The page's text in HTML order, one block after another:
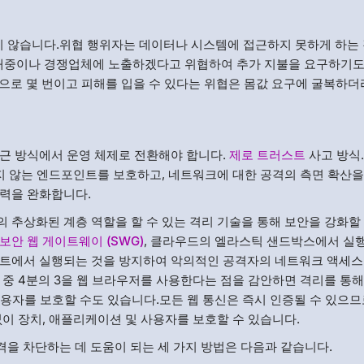
습니다.위협 행위자는 데이터나 시스템에 접근하지 못하게 하는
이나 경쟁업체에 노출하겠다고 위협하여 추가 지불을 요구하기
로 몇 번이고 피해를 입을 수 있다는 위협은 몸값 요구에 굴복하더
방식에서 운영 체제로 전환해야 합니다.제로 트러스트 사고 방
는 엔드포인트를 보호하고, 네트워크에 대한 공격의 측면 확산
을 완화합니다.
추상화된 계층 역할을 할 수 있는 격리 기술을 통해 보안을 강화할
보안 웹 게이트웨이 (SWG), 클라우드의 엘라스틱 샌드박스에서 실
에서 실행되는 것을 방지하여 악의적인 공격자의 네트워크 액세
4분의 3을 웹 브라우저를 사용한다는 점을 감안하면 격리를 통
자를 보호할 수도 있습니다.모든 웹 통신은 즉시 인증될 수 있으
장치, 애플리케이션 및 사용자를 보호할 수 있습니다.
차단하는 데 도움이 되는 세 가지 방법은 다음과 같습니다.